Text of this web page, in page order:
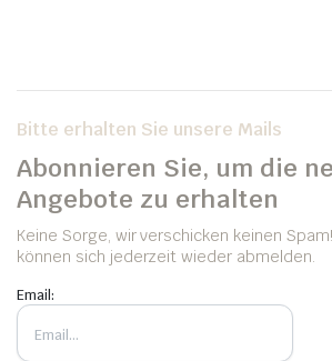
Bitte erhalten Sie unsere Mails
Abonnieren Sie, um die
Angebote zu erhalten
Keine Sorge, wir verschicken keinen
können sich jederzeit wieder abmelden.
Email: